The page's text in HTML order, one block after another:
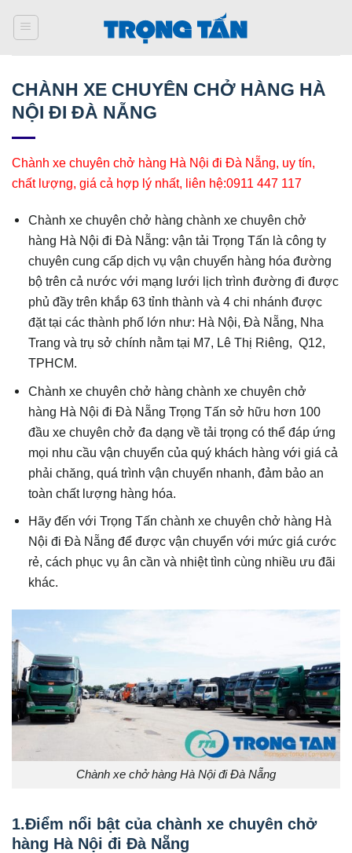
qua
CHÀNH XE CHUYÊN CHỞ HÀNG HÀ
NỘI ĐI ĐÀ NẴNG
Chành xe chuyên chở hàng Hà Nội đi Đà Nẵng, uy tín,
chất lượng, giá cả hợp lý nhất, liên hệ:0911 447 117
Chành xe chuyên chở hàng chành xe chuyên chở
hàng Hà Nội đi Đà Nẵng: vận tải Trọng Tấn là công ty
chuyên cung cấp dịch vụ vận chuyển hàng hóa đường
bộ trên cả nước với mạng lưới lịch trình đường đi được
phủ đầy trên khắp 63 tỉnh thành và 4 chi nhánh được
đặt tại các thành phố lớn như: Hà Nội, Đà Nẵng, Nha
Trang và trụ sở chính nằm tại M7, Lê Thị Riêng, Q12,
TPHCM.
Chành xe chuyên chở hàng chành xe chuyên chở
hàng Hà Nội đi Đà Nẵng Trọng Tấn sở hữu hơn 100
đầu xe chuyên chở đa dạng về tải trọng có thể đáp ứng
mọi nhu cầu vận chuyển của quý khách hàng với giá cả
phải chăng, quá trình vận chuyển nhanh, đảm bảo an
toàn chất lượng hàng hóa.
Hãy đến với Trọng Tấn chành xe chuyên chở hàng Hà
Nội đi Đà Nẵng để được vận chuyển với mức giá cước
rẻ, cách phục vụ ân cần và nhiệt tình cùng nhiều ưu đãi
khác.
Chành xe chở hàng Hà Nội đi Đà Nẵng
1.Điểm nổi bật của chành xe chuyên chở
hàng Hà Nội đi Đà Nẵng